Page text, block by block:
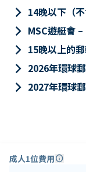
keyboard_arrow_right 14晚以下（不
keyboard_arrow_right MSC遊艇會
keyboard_arrow_right 15晚以上的
keyboard_arrow_right 2026年環球
keyboard_arrow_right 2027年環球
成人1位費用info